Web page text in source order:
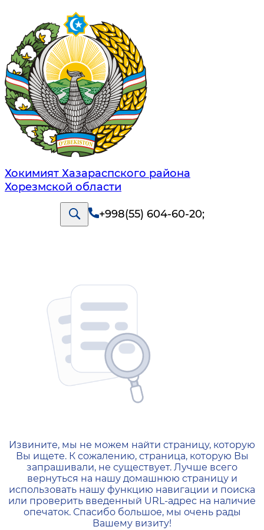
Хокимият Хазараспского района
Хорезмской области
+998(55) 604-60-20;
404 — Страница не
Извините, мы не можем найти страницу, которую
Вы ищете. К сожалению, страница, которую Вы
запрашивали, не существует. Лучше всего
вернуться на нашу домашнюю страницу и
использовать нашу функцию навигации и поиска
или проверить введенный URL-адрес на наличие
опечаток. Спасибо большое, мы очень рады
Вашему визиту!